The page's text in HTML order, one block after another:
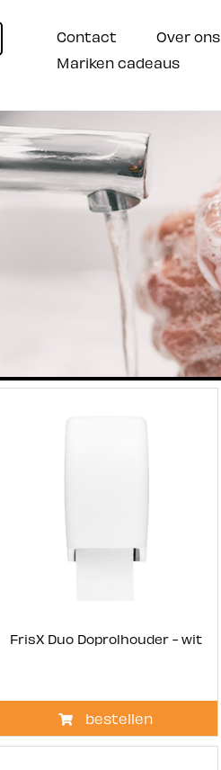
Contact Over ons
Mariken cadeaus
FrisX Duo Doprolhouder - wit
bestellen